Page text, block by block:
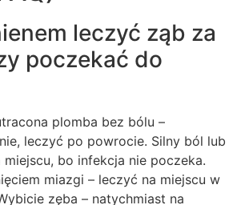
leczyć ząb za
poczekać do
plomba bez bólu –
leczyć po powrocie. Silny ból lub
bo infekcja nie poczeka.
miazgi – leczyć na miejscu w
zęba – natychmiast na